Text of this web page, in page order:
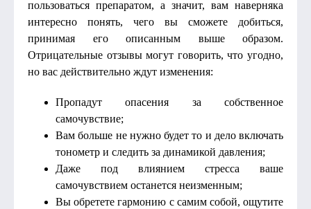
пользоваться препаратом, а значит, вам наверняка
интересно понять, чего вы сможете добиться,
принимая его описанным выше образом.
Отрицательные отзывы могут говорить, что угодно,
но вас действительно ждут изменения:
Пропадут опасения за собственное
самочувствие;
Вам больше не нужно будет то и дело включать
тонометр и следить за динамикой давления;
Даже под влиянием стресса ваше
самочувствием останется неизменным;
Вы обретете гармонию с самим собой, ощутите